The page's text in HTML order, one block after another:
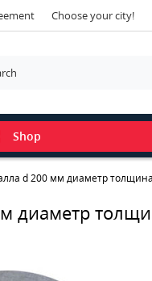
Choose your city!
Shop
d 200 мм диаметр
диаметр